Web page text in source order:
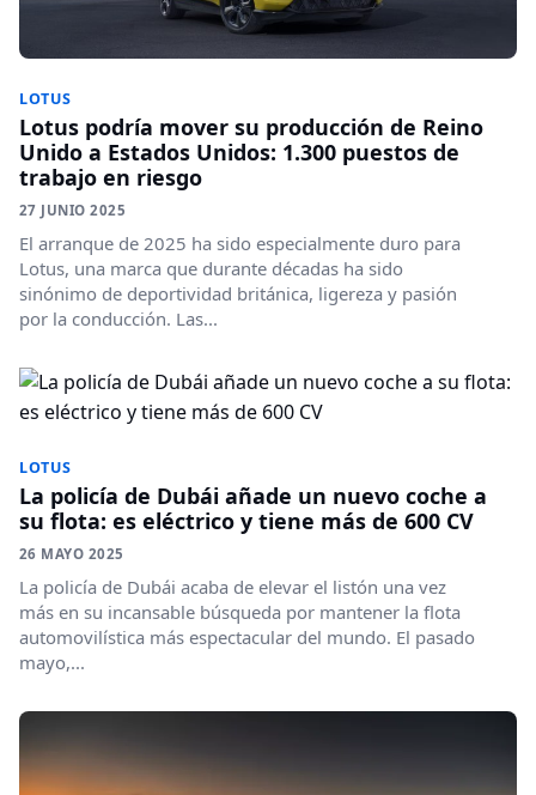
LOTUS
Lotus podría mover su producción de Reino
Unido a Estados Unidos: 1.300 puestos de
trabajo en riesgo
27 JUNIO 2025
El arranque de 2025 ha sido especialmente duro para
Lotus, una marca que durante décadas ha sido
sinónimo de deportividad británica, ligereza y pasión
por la conducción. Las...
LOTUS
La policía de Dubái añade un nuevo coche a
su flota: es eléctrico y tiene más de 600 CV
26 MAYO 2025
La policía de Dubái acaba de elevar el listón una vez
más en su incansable búsqueda por mantener la flota
automovilística más espectacular del mundo. El pasado
mayo,...